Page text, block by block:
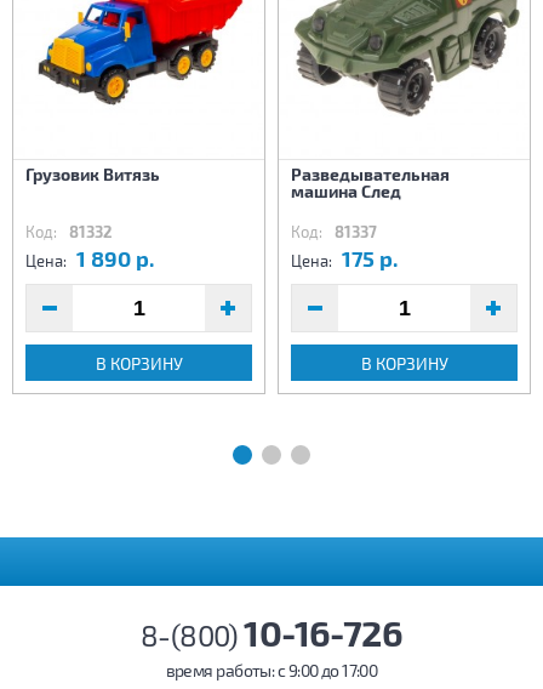
Грузовик Витязь
Код: 81332
Цена: 1 890 р.
В КОРЗИНУ
Разведывательная
машина След
Код: 81337
Цена: 175 р.
В КОРЗИНУ
8-(800)10-16-726
время работы: c 9:00 до 17:00